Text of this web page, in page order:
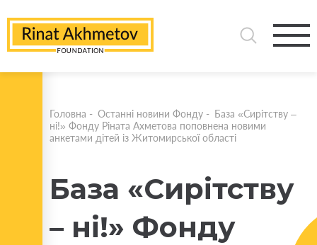
Головна - Останні новини Фонду - База «Сирітству –
ні!» Фонду Ріната Ахметова поповнена новими
анкетами дітей із Житомирської області
База «Сирітству
– ні!» Фонду